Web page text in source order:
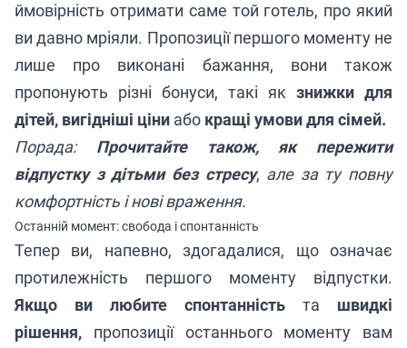
ймовірність отримати саме той готель, про який
ви давно мріяли. Пропозиції першого моменту не
лише про виконані бажання, вони також
пропонують різні бонуси, такі як знижки для
дітей, вигідніші ціни або кращі умови для сімей.
Порада: Прочитайте також, як пережити
відпустку з дітьми без стресу, але за ту повну
комфортність і нові враження.
Останній момент: свобода і спонтанність
Тепер ви, напевно, здогадалися, що означає
протилежність першого моменту відпустки.
Якщо ви любите спонтанність та швидкі
рішення, пропозиції останнього моменту вам